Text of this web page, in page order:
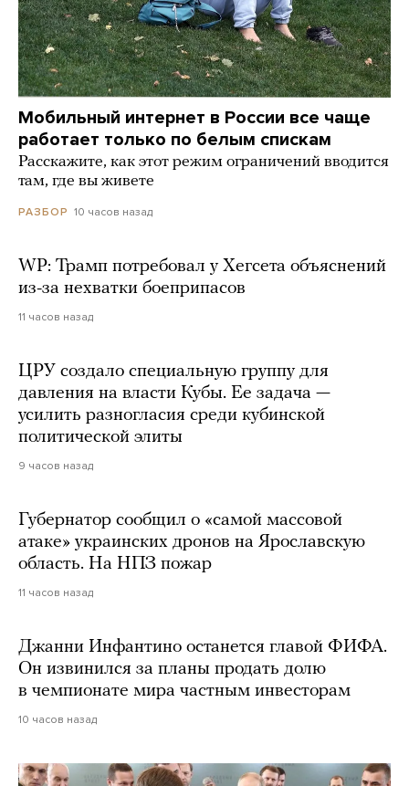
Мобильный интернет в России все чаще
работает только по белым спискам
Расскажите, как этот режим ограничений вводится
там, где вы живете
РАЗБОР 10 часов назад
WP: Трамп потребовал у Хегсета объяснений
из-за нехватки боеприпасов
11 часов назад
ЦРУ создало специальную группу для
давления на власти Кубы. Ее задача —
усилить разногласия среди кубинской
политической элиты
9 часов назад
Губернатор сообщил о «самой массовой
атаке» украинских дронов на Ярославскую
область. На НПЗ пожар
11 часов назад
Джанни Инфантино останется главой ФИФА.
Он извинился за планы продать долю
в чемпионате мира частным инвесторам
10 часов назад